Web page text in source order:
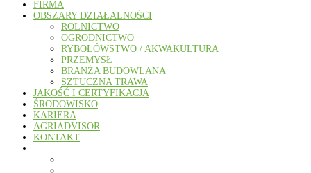
FIRMA
OBSZARY DZIAŁALNOŚCI
ROLNICTWO
OGRODNICTWO
RYBOŁÓWSTWO / AKWAKULTURA
PRZEMYSŁ
BRANŻA BUDOWLANA
SZTUCZNA TRAWA
JAKOŚĆ I CERTYFIKACJA
ŚRODOWISKO
KARIERA
AGRIADVISOR
KONTAKT